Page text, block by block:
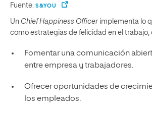
Fuente: S&YOU
Un Chief Happiness Officerimplementa lo
como estrategias de felicidad en el trabajo,
Fomentar una comunicación
entre empresa y trabajadores.
Ofrecer oportunidades de
los empleados.